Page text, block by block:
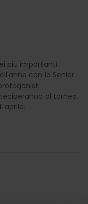
più importanti
con la Senior
al torneo,
aprile.